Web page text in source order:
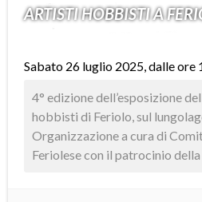
ARTISTI HOBBISTI A
Sabato 26 luglio 2025, dalle ore
4° edizione dell’esposizione
hobbisti di Feriolo, sul
Organizzazione a cura di
Feriolese con il patrocinio